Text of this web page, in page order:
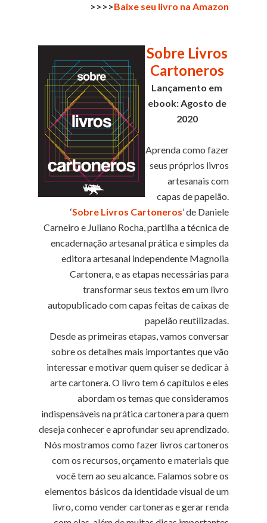
>>>>Baixe seu livro na Amazon
Sobre Livros
Cartoneros
Lançamento em
ebook: Agosto de
2020
Aprenda como fazer
seus próprios livros
artesanais com
capas de papelão.
‘Sobre Livros Cartoneros’ de Daniele
Carneiro e Juliano Rocha, partilha a técnica de
encadernação artesanal prática e simples da
editora artesanal independente Magnolia
Cartonera, e as etapas necessárias para
transformar seus textos em um livro
autopublicado com capas feitas de caixas de
papelão reutilizadas.
Desde as primeiras etapas, vamos conversar
sobre os detalhes mais importantes que vão
interessar e motivar quem quiser se dedicar à
arte cartonera. O livro tem 6 capítulos e eles
abordam os temas que consideramos
indispensáveis na prática cartonera para quem
deseja conhecer e aprofundar seu aprendizado.
Nós mostramos como fazer livros cartoneros
com os recursos, orçamento e materiais que
você tem ao seu alcance. Falamos sobre os
elementos básicos da identidade visual de um
livro, como vender cartoneras e gerar renda